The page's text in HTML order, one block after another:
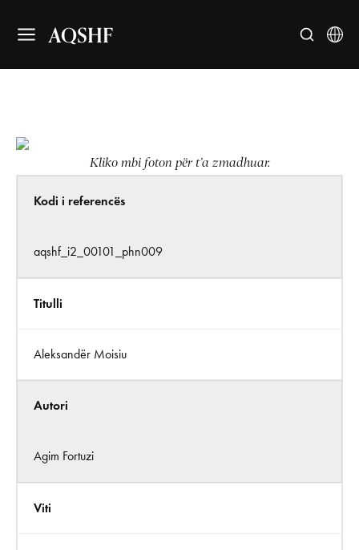
AQSHF
Kliko mbi foton për t’a zmadhuar.
Kodi i referencës
aqshf_i2_00101_phn009
Titulli
Aleksandër Moisiu
Autori
Agim Fortuzi
Viti